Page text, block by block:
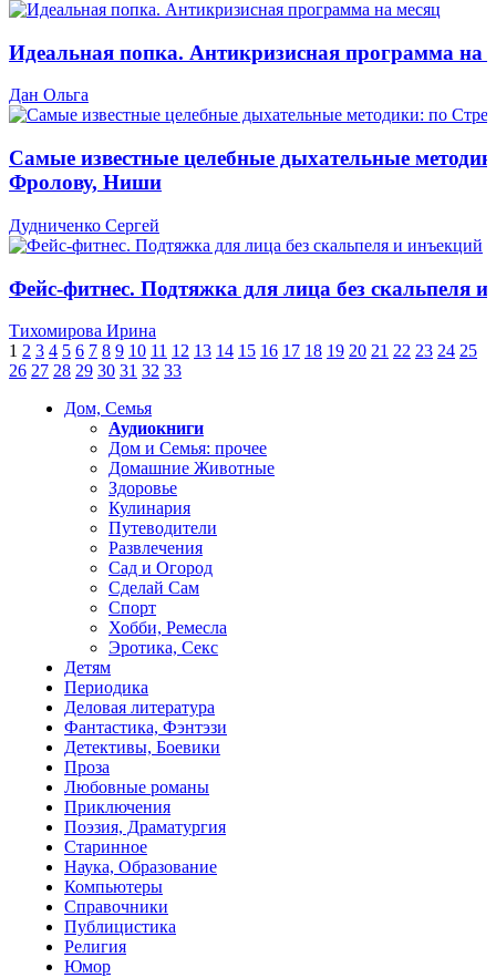
Идеальная попка. Антикризисная программа на
Дан Ольга
Самые известные целебные дыхательные
Фролову, Ниши
Дудниченко Сергей
Фейс-фитнес. Подтяжка для лица без скальпеля
Тихомирова Ирина
1 2 3 4 5 6 7 8 9 10 11 12 13 14 15 16 17 18 19 20 21 22 23 24 25
26 27 28 29 30 31 32 33
Дом, Семья
Аудиокниги
Дом и Семья: прочее
Домашние Животные
Здоровье
Кулинария
Путеводители
Развлечения
Сад и Огород
Сделай Сам
Спорт
Хобби, Ремесла
Эротика, Секс
Детям
Периодика
Деловая литература
Фантастика, Фэнтэзи
Детективы, Боевики
Проза
Любовные романы
Приключения
Поэзия, Драматургия
Старинное
Наука, Образование
Компьютеры
Справочники
Публицистика
Религия
Юмор